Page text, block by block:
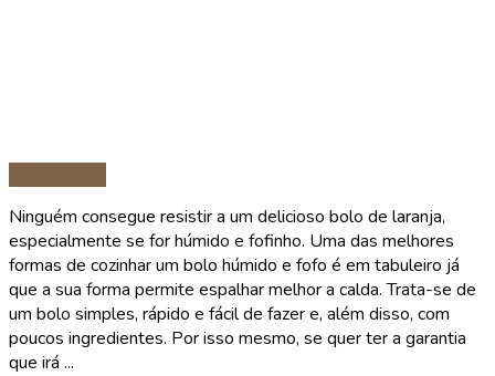
Ninguém consegue resistir a um delicioso bolo de laranja,
especialmente se for húmido e fofinho. Uma das melhores
formas de cozinhar um bolo húmido e fofo é em tabuleiro já
que a sua forma permite espalhar melhor a calda. Trata-se de
um bolo simples, rápido e fácil de fazer e, além disso, com
poucos ingredientes. Por isso mesmo, se quer ter a garantia
que irá ...